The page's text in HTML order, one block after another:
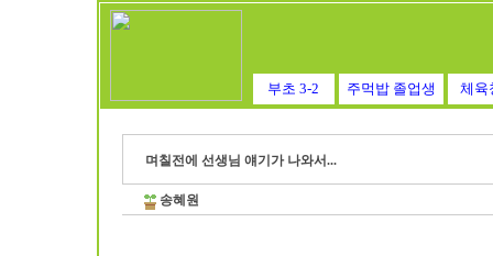
부초 3-2 주먹밥 졸업생 체육
며칠전에 선생님 얘기가 나와서...
송혜원